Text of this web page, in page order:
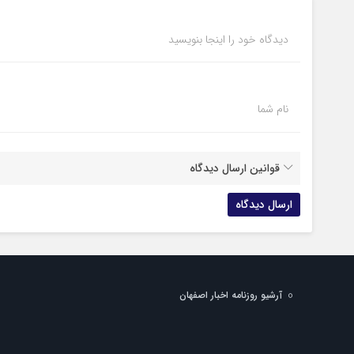
دیدگاه خود را اینجا بنویسید
نام شما
قوانین ارسال دیدگاه
آرشیو روزنامه اخبار اصفهان